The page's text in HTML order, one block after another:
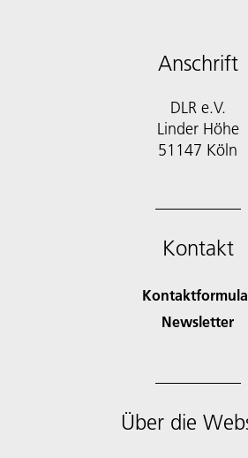
Anschrift
DLR e.V.
Linder Höhe
51147 Köln
Kontakt
Newsletter
Über die